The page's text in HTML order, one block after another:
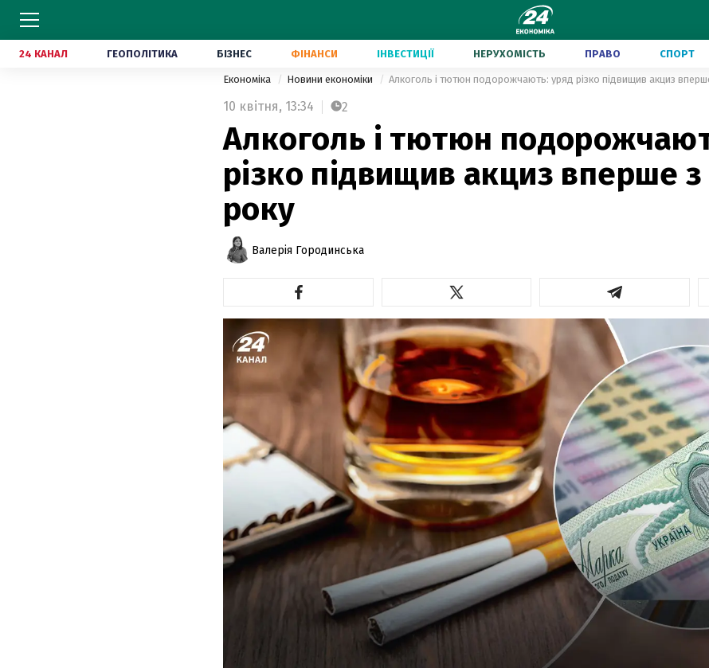
24 КАНАЛ ГЕОПОЛІТИКА БІЗНЕС ФІНАНСИ ІНВЕСТИЦІЇ НЕРУХОМІСТЬ ПРАВО СПОРТ
Економіка Новини економіки Алкоголь і тютюн подорожчають: уряд різко підвищив акциз
10 квітня, 13:34 2
Алкоголь і тютюн
різко підвищив акциз вперше з
року
Валерія Городинська